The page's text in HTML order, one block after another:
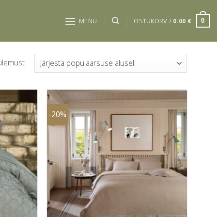
MENU OSTUKORV / 0.00 € 0
Sorteeritud
populaarsuse
-20%